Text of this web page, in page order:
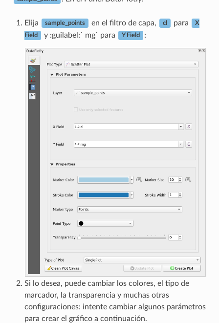
Elija sample_points en el filtro de capa, cl para X
Field y :guilabel:` mg` para Y Field :
Si lo desea, puede cambiar los colores, el tipo de
marcador, la transparencia y muchas otras
configuraciones: intente cambiar algunos parámetros
para crear el gráfico a continuación.